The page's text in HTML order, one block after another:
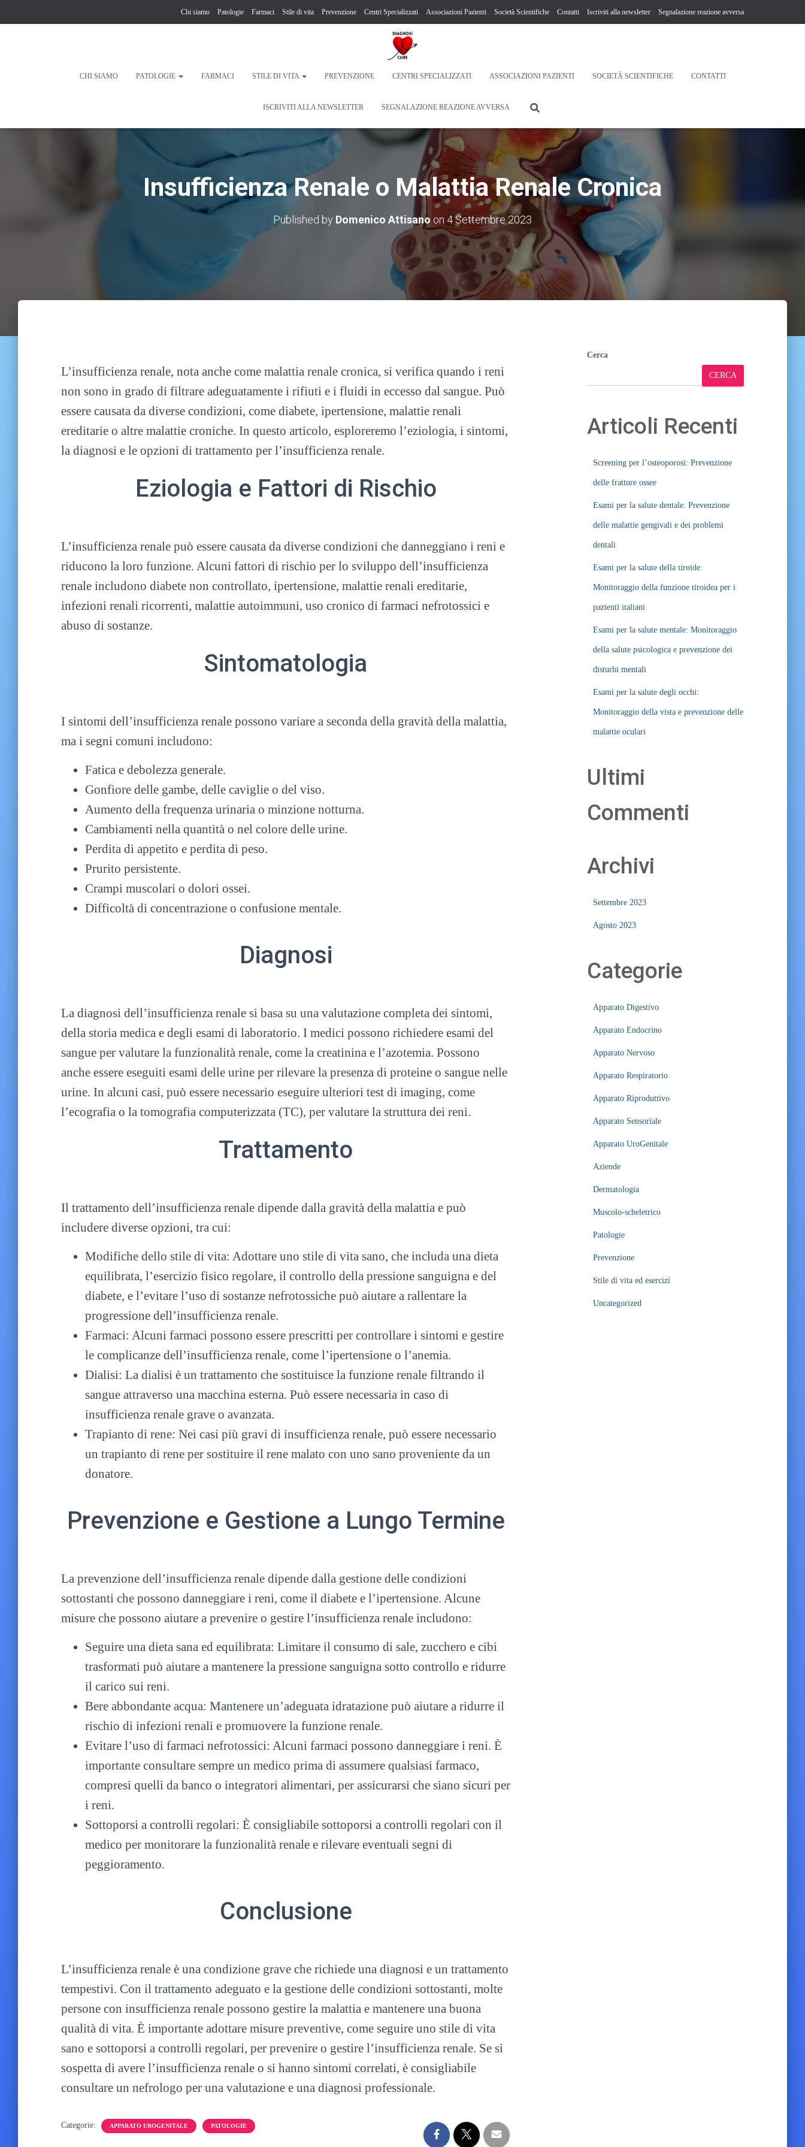
Chi siamo Patologie Farmaci Stile di vita Prevenzione Centri Specializzati Associazioni Pazienti Società Scientifiche Contatti Iscriviti alla newsletter Segnalazione reazione avversa
CHI SIAMO PATOLOGIE FARMACI STILE DI VITA PREVENZIONE CENTRI SPECIALIZZATI ASSOCIAZIONI PAZIENTI SOCIETÀ SCIENTIFICHE CONTATTI
ISCRIVITI ALLA NEWSLETTER SEGNALAZIONE REAZIONE AVVERSA
Insufficienza Renale o Malattia Renale Cronica
Published by Domenico Attisano on 4 Settembre 2023
L’insufficienza renale, nota anche come malattia renale cronica, si verifica quando i reni
non sono in grado di filtrare adeguatamente i rifiuti e i fluidi in eccesso dal sangue. Può
essere causata da diverse condizioni, come diabete, ipertensione, malattie renali
ereditarie o altre malattie croniche. In questo articolo, esploreremo l’eziologia, i sintomi,
la diagnosi e le opzioni di trattamento per l’insufficienza renale.
Eziologia e Fattori di Rischio
L’insufficienza renale può essere causata da diverse condizioni che danneggiano i reni e
riducono la loro funzione. Alcuni fattori di rischio per lo sviluppo dell’insufficienza
renale includono diabete non controllato, ipertensione, malattie renali ereditarie,
infezioni renali ricorrenti, malattie autoimmuni, uso cronico di farmaci nefrotossici e
abuso di sostanze.
Sintomatologia
I sintomi dell’insufficienza renale possono variare a seconda della gravità della malattia,
ma i segni comuni includono:
Fatica e debolezza generale.
Gonfiore delle gambe, delle caviglie o del viso.
Aumento della frequenza urinaria o minzione notturna.
Cambiamenti nella quantità o nel colore delle urine.
Perdita di appetito e perdita di peso.
Prurito persistente.
Crampi muscolari o dolori ossei.
Difficoltà di concentrazione o confusione mentale.
Diagnosi
La diagnosi dell’insufficienza renale si basa su una valutazione completa dei sintomi,
della storia medica e degli esami di laboratorio. I medici possono richiedere esami del
sangue per valutare la funzionalità renale, come la creatinina e l’azotemia. Possono
anche essere eseguiti esami delle urine per rilevare la presenza di proteine o sangue nelle
urine. In alcuni casi, può essere necessario eseguire ulteriori test di imaging, come
l’ecografia o la tomografia computerizzata (TC), per valutare la struttura dei reni.
Trattamento
Il trattamento dell’insufficienza renale dipende dalla gravità della malattia e può
includere diverse opzioni, tra cui:
Modifiche dello stile di vita: Adottare uno stile di vita sano, che includa una dieta
equilibrata, l’esercizio fisico regolare, il controllo della pressione sanguigna e del
diabete, e l’evitare l’uso di sostanze nefrotossiche può aiutare a rallentare la
progressione dell’insufficienza renale.
Farmaci: Alcuni farmaci possono essere prescritti per controllare i sintomi e gestire
le complicanze dell’insufficienza renale, come l’ipertensione o l’anemia.
Dialisi: La dialisi è un trattamento che sostituisce la funzione renale filtrando il
sangue attraverso una macchina esterna. Può essere necessaria in caso di
insufficienza renale grave o avanzata.
Trapianto di rene: Nei casi più gravi di insufficienza renale, può essere necessario
un trapianto di rene per sostituire il rene malato con uno sano proveniente da un
donatore.
Prevenzione e Gestione a Lungo Termine
La prevenzione dell’insufficienza renale dipende dalla gestione delle condizioni
sottostanti che possono danneggiare i reni, come il diabete e l’ipertensione. Alcune
misure che possono aiutare a prevenire o gestire l’insufficienza renale includono:
Seguire una dieta sana ed equilibrata: Limitare il consumo di sale, zucchero e cibi
trasformati può aiutare a mantenere la pressione sanguigna sotto controllo e ridurre
il carico sui reni.
Bere abbondante acqua: Mantenere un’adeguata idratazione può aiutare a ridurre il
rischio di infezioni renali e promuovere la funzione renale.
Evitare l’uso di farmaci nefrotossici: Alcuni farmaci possono danneggiare i reni. È
importante consultare sempre un medico prima di assumere qualsiasi farmaco,
compresi quelli da banco o integratori alimentari, per assicurarsi che siano sicuri per
i reni.
Sottoporsi a controlli regolari: È consigliabile sottoporsi a controlli regolari con il
medico per monitorare la funzionalità renale e rilevare eventuali segni di
peggioramento.
Conclusione
L’insufficienza renale è una condizione grave che richiede una diagnosi e un trattamento
tempestivi. Con il trattamento adeguato e la gestione delle condizioni sottostanti, molte
persone con insufficienza renale possono gestire la malattia e mantenere una buona
qualità di vita. È importante adottare misure preventive, come seguire uno stile di vita
sano e sottoporsi a controlli regolari, per prevenire o gestire l’insufficienza renale. Se si
sospetta di avere l’insufficienza renale o si hanno sintomi correlati, è consigliabile
consultare un nefrologo per una valutazione e una diagnosi professionale.
Categorie: APPARATO UROGENITALE PATOLOGIE
Cerca
CERCA
Articoli Recenti
Screening per l’osteoporosi: Prevenzione
delle fratture ossee
Esami per la salute dentale: Prevenzione
delle malattie gengivali e dei problemi
dentali
Esami per la salute della tiroide:
Monitoraggio della funzione tiroidea per i
pazienti italiani
Esami per la salute mentale: Monitoraggio
della salute psicologica e prevenzione dei
disturbi mentali
Esami per la salute degli occhi:
Monitoraggio della vista e prevenzione delle
malattie oculari
Ultimi
Commenti
Archivi
Settembre 2023
Agosto 2023
Categorie
Apparato Digestivo
Apparato Endocrino
Apparato Nervoso
Apparato Respiratorio
Apparato Riproduttivo
Apparato Sensoriale
Apparato UroGenitale
Aziende
Dermatologia
Muscolo-scheletrico
Patologie
Prevenzione
Stile di vita ed esercizi
Uncategorized